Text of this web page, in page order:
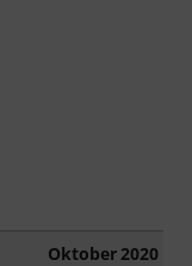
Oktober 2020